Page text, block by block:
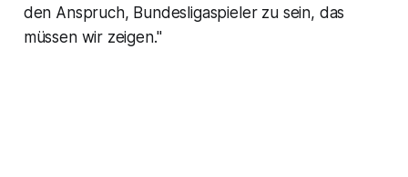
den Anspruch, Bundesligaspieler zu sein, das
müssen wir zeigen."